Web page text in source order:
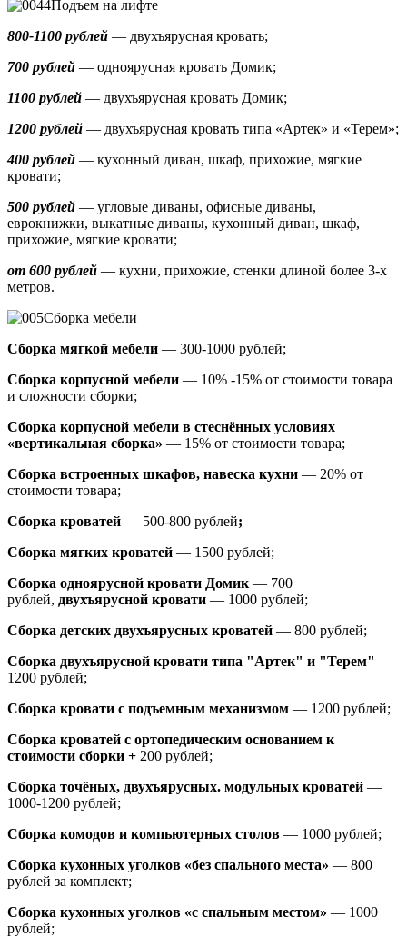
Подъем на лифте
800-1100 рублей — двухъярусная кровать;
700 рублей — одноярусная кровать Домик;
1100 рублей — двухъярусная кровать Домик;
1200 рублей — двухъярусная кровать типа «Артек» и «Терем»;
400 рублей — кухонный диван, шкаф, прихожие, мягкие
кровати;
500 рублей — угловые диваны, офисные диваны,
еврокнижки, выкатные диваны, кухонный диван, шкаф,
прихожие, мягкие кровати;
от 600 рублей — кухни, прихожие, стенки длиной более 3-х
метров.
Сборка мебели
Сборка мягкой мебели — 300-1000 рублей;
Сборка корпусной мебели — 10% -15% от стоимости товара
и сложности сборки;
Сборка корпусной мебели в стеснённых условиях
«вертикальная сборка» — 15% от стоимости товара;
Сборка встроенных шкафов, навеска кухни — 20% от
стоимости товара;
Сборка кроватей — 500-800 рублей;
Сборка мягких кроватей — 1500 рублей;
Сборка одноярусной кровати Домик — 700
рублей, двухъярусной кровати — 1000 рублей;
Сборка детских двухъярусных кроватей — 800 рублей;
Сборка двухъярусной кровати типа "Артек" и "Терем" —
1200 рублей;
Сборка кровати с подъемным механизмом — 1200 рублей;
Сборка кроватей с ортопедическим основанием к
стоимости сборки + 200 рублей;
Сборка точёных, двухъярусных. модульных кроватей —
1000-1200 рублей;
Сборка комодов и компьютерных столов — 1000 рублей;
Сборка кухонных уголков «без спального места» — 800
рублей за комплект;
Сборка кухонных уголков «с спальным местом» — 1000
рублей;